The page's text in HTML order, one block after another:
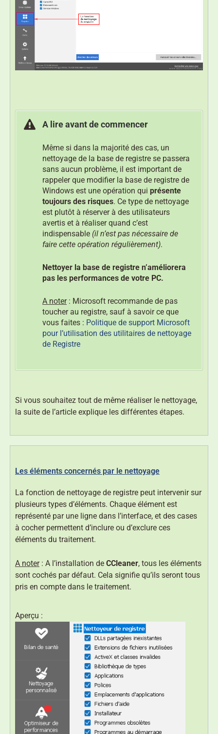
A lire avant de commencer
Même si dans la majorité des cas, un
nettoyage de la base de registre se passera
sans aucun problème, il est important de
rappeler que modifier la base de registre de
Windows est une opération qui présente
toujours des risques. Ce type de nettoyage
est plutôt à réserver à des utilisateurs
avertis et à réaliser quand c’est
indispensable (il n’est pas nécessaire de
faire cette opération régulièrement).
Nettoyer la base de registre n’améliorera
pas les performances de votre PC.
A noter: Microsoft recommande de pas
toucher au registre, sauf à savoir ce que
vous faites : Politique de support Microsoft
pour l’utilisation des utilitaires de nettoyage
de Registre
Si vous souhaitez tout de même réaliser le nettoyage,
la suite de l’article explique les différentes étapes.
Les éléments concernés par le nettoyage
La fonction de nettoyage de registre peut intervenir sur
plusieurs types d’éléments. Chaque élément est
représenté par une ligne dans l’interface, et des cases
à cocher permettent d’inclure ou d’exclure ces
éléments du traitement.
A noter: A l’installation de CCleaner, tous les éléments
sont cochés par défaut. Cela signifie qu’ils seront tous
pris en compte dans le traitement.
Aperçu :